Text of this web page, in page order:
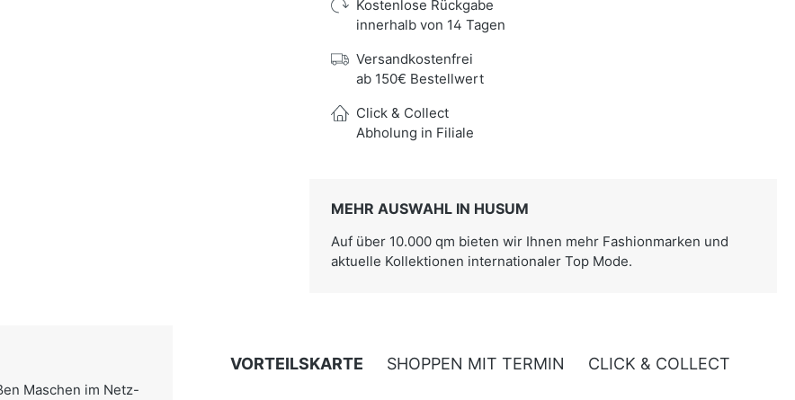
Kostenlose Rückgabe
innerhalb von 14 Tagen
Versandkostenfrei
ab 150€ Bestellwert
Click & Collect
Abholung in Filiale
MEHR AUSWAHL IN HUSUM
Auf über 10.000 qm bieten wir Ihnen mehr Fashionmarken und
aktuelle Kollektionen internationaler Top Mode.
Maschen im Netz-
VORTEILSKARTE SHOPPEN MIT TERMIN CLICK & COLLECT